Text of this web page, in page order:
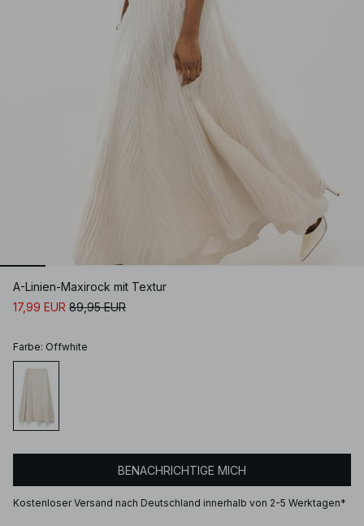
A-Linien-Maxirock mit Textur
17,99 EUR 89,95 EUR
Farbe: Offwhite
BENACHRICHTIGE MICH
Kostenloser Versand nach Deutschland innerhalb von 2-5 Werktagen*